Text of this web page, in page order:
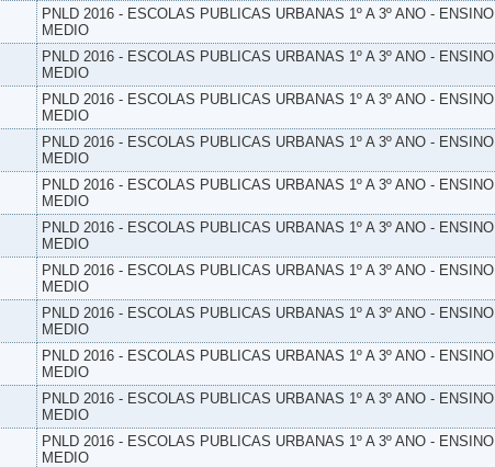
PNLD 2016 - ESCOLAS PUBLICAS URBANAS 1º A 3º ANO - ENSINO
MEDIO
PNLD 2016 - ESCOLAS PUBLICAS URBANAS 1º A 3º ANO - ENSINO
MEDIO
PNLD 2016 - ESCOLAS PUBLICAS URBANAS 1º A 3º ANO - ENSINO
MEDIO
PNLD 2016 - ESCOLAS PUBLICAS URBANAS 1º A 3º ANO - ENSINO
MEDIO
PNLD 2016 - ESCOLAS PUBLICAS URBANAS 1º A 3º ANO - ENSINO
MEDIO
PNLD 2016 - ESCOLAS PUBLICAS URBANAS 1º A 3º ANO - ENSINO
MEDIO
PNLD 2016 - ESCOLAS PUBLICAS URBANAS 1º A 3º ANO - ENSINO
MEDIO
PNLD 2016 - ESCOLAS PUBLICAS URBANAS 1º A 3º ANO - ENSINO
MEDIO
PNLD 2016 - ESCOLAS PUBLICAS URBANAS 1º A 3º ANO - ENSINO
MEDIO
PNLD 2016 - ESCOLAS PUBLICAS URBANAS 1º A 3º ANO - ENSINO
MEDIO
PNLD 2016 - ESCOLAS PUBLICAS URBANAS 1º A 3º ANO - ENSINO
MEDIO